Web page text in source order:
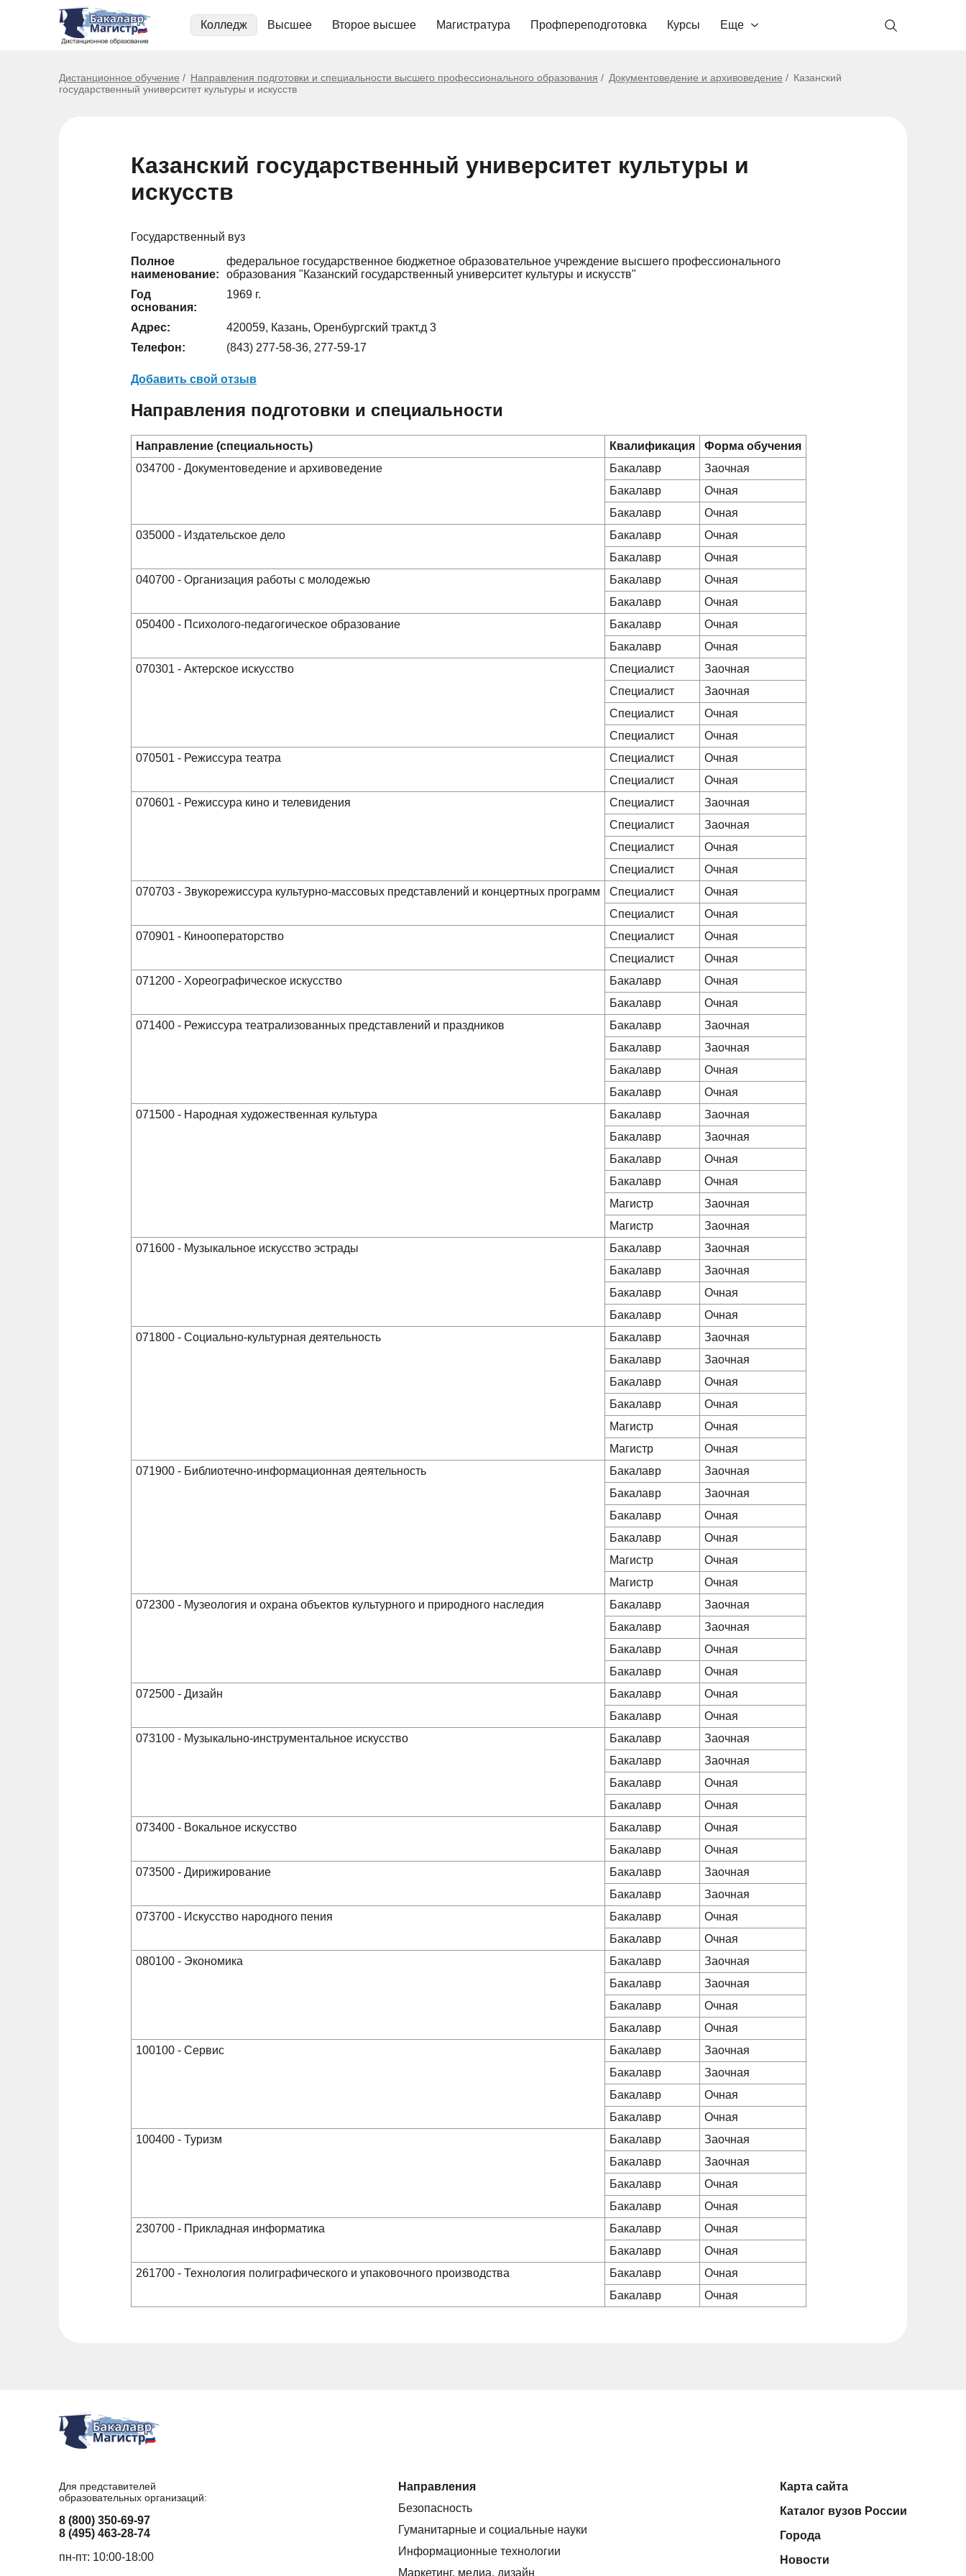
Колледж Высшее Второе высшее Магистратура Профпереподготовка Курсы Еще
Дистанционное обучение Направления подготовки и специальности высшего профессионального образования Документоведение и архивоведение
Казанский
государственный университет культуры и искусств
Казанский государственный университет культуры и
искусств
Государственный вуз
Полное
наименование:
федеральное государственное бюджетное образовательное учреждение высшего профессионального
образования "Казанский государственный университет культуры и искусств"
Год
основания:
1969 г.
Адрес:
420059, Казань, Оренбургский тракт,д 3
Телефон:
(843) 277-58-36, 277-59-17
Добавить свой отзыв
Направления подготовки и специальности
Направление (специальность) Квалификация
Форма обучения
034700 - Документоведение и архивоведение
Бакалавр
Заочная
Бакалавр
Очная
Бакалавр
Очная
035000 - Издательское дело
Бакалавр
Очная
Бакалавр
Очная
040700 - Организация работы с молодежью
Бакалавр
Очная
Бакалавр
Очная
050400 - Психолого-педагогическое образование
Бакалавр
Очная
Бакалавр
Очная
070301 - Актерское искусство
Специалист
Заочная
Специалист
Заочная
Специалист
Очная
Специалист
Очная
070501 - Режиссура театра
Специалист
Очная
Специалист
Очная
070601 - Режиссура кино и телевидения
Специалист
Заочная
Специалист
Заочная
Специалист
Очная
Специалист
Очная
070703 - Звукорежиссура культурно-массовых представлений и концертных программ
Специалист
Очная
Специалист
Очная
070901 - Кинооператорство
Специалист
Очная
Специалист
Очная
071200 - Хореографическое искусство
Бакалавр
Очная
Бакалавр
Очная
071400 - Режиссура театрализованных представлений и праздников
Бакалавр
Заочная
Бакалавр
Заочная
Бакалавр
Очная
Бакалавр
Очная
071500 - Народная художественная культура
Бакалавр
Заочная
Бакалавр
Заочная
Бакалавр
Очная
Бакалавр
Очная
Магистр
Заочная
Магистр
Заочная
071600 - Музыкальное искусство эстрады
Бакалавр
Заочная
Бакалавр
Заочная
Бакалавр
Очная
Бакалавр
Очная
071800 - Социально-культурная деятельность
Бакалавр
Заочная
Бакалавр
Заочная
Бакалавр
Очная
Бакалавр
Очная
Магистр
Очная
Магистр
Очная
071900 - Библиотечно-информационная деятельность
Бакалавр
Заочная
Бакалавр
Заочная
Бакалавр
Очная
Бакалавр
Очная
Магистр
Очная
Магистр
Очная
072300 - Музеология и охрана объектов культурного и природного наследия
Бакалавр
Заочная
Бакалавр
Заочная
Бакалавр
Очная
Бакалавр
Очная
072500 - Дизайн
Бакалавр
Очная
Бакалавр
Очная
073100 - Музыкально-инструментальное искусство
Бакалавр
Заочная
Бакалавр
Заочная
Бакалавр
Очная
Бакалавр
Очная
073400 - Вокальное искусство
Бакалавр
Очная
Бакалавр
Очная
073500 - Дирижирование
Бакалавр
Заочная
Бакалавр
Заочная
073700 - Искусство народного пения
Бакалавр
Очная
Бакалавр
Очная
080100 - Экономика
Бакалавр
Заочная
Бакалавр
Заочная
Бакалавр
Очная
Бакалавр
Очная
100100 - Сервис
Бакалавр
Заочная
Бакалавр
Заочная
Бакалавр
Очная
Бакалавр
Очная
100400 - Туризм
Бакалавр
Заочная
Бакалавр
Заочная
Бакалавр
Очная
Бакалавр
Очная
230700 - Прикладная информатика
Бакалавр
Очная
Бакалавр
Очная
261700 - Технология полиграфического и упаковочного производства
Бакалавр
Очная
Бакалавр
Очная
Для представителей
образовательных организаций:
8 (800) 350-69-97
8 (495) 463-28-74
пн-пт: 10:00-18:00
Направления
Безопасность
Гуманитарные и социальные науки
Информационные технологии
Маркетинг, медиа, дизайн
Карта сайта
Каталог вузов России
Города
Новости